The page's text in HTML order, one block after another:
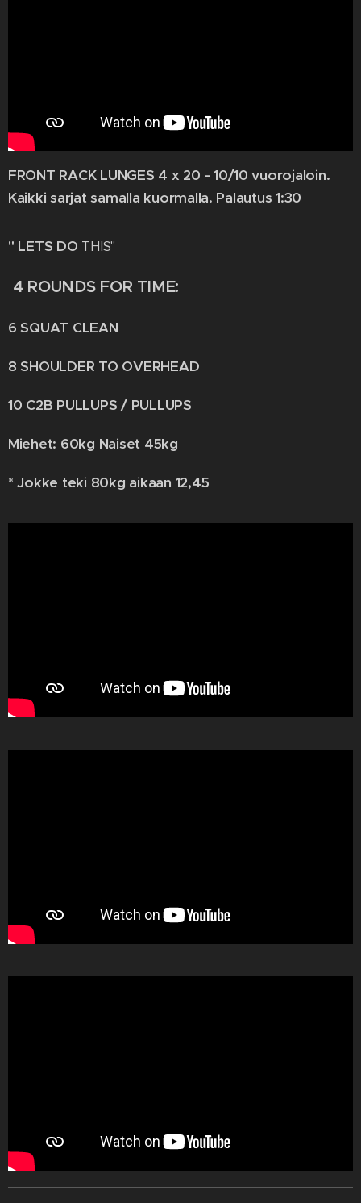
FRONT RACK LUNGES 4 x 20 - 10/10 vuorojaloin.
Kaikki sarjat samalla kuormalla. Palautus 1:30
" LETS DO THIS"
4 ROUNDS FOR TIME:
6 SQUAT CLEAN
8 SHOULDER TO OVERHEAD
10 C2B PULLUPS / PULLUPS
Miehet: 60kg Naiset 45kg
* Jokke teki 80kg aikaan 12,45